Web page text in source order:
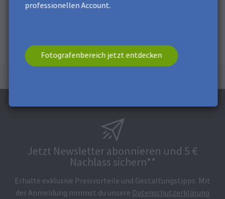
professionellen Account.
Fotografenbereich jetzt entdecken
Jetzt Newsletter abonnieren und 5 €
Nachlass sichern**
Erhalte exklusive Preisvorteile und Gestaltungstipps. Mit
der Anmeldung nimmst du unsere Datenschutzerklärung